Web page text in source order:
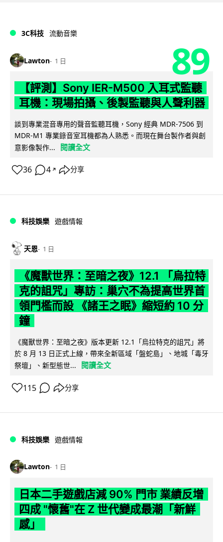
3C科技 流動音樂
Lawton 1 日 89
【評測】Sony IER-M500 入耳式監聽
耳機：現場拍攝、後製監聽與人聲利器
談到專業混音專用的聲音監聽耳機，Sony 經典 MDR-7506 到
MDR-M1 專業錄音室耳機都為人熟悉。而現在舞台製作者與創
意影像製作...
閱讀全文
36 4 ↗ 分享
科技娛樂 遊戲情報
天恩 1 日
《魔獸世界：至暗之夜》12.1 「烏拉特
克的詛咒」專訪：巢穴不為提高世界首
領門檻而設 《諸王之眠》縮短約 10 分
鐘
《魔獸世界：至暗之夜》版本更新 12.1「烏拉特克的詛咒」將
於 8 月 13 日正式上線，帶來全新區域「盤蛇島」、地城「毒牙
祭壇」、新型態世...
閱讀全文
115 分享
科技娛樂 遊戲情報
Lawton 1 日
日本二手遊戲店減 90% 門市 業績反增
四成 "懷舊"在 Z 世代變成最潮「新鮮
感」